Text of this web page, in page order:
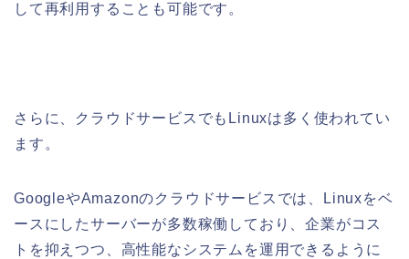
して再利用することも可能です。
さらに、クラウドサービスでもLinuxは多く使われてい
ます。
GoogleやAmazonのクラウドサービスでは、Linuxをベ
ースにしたサーバーが多数稼働しており、企業がコス
トを抑えつつ、高性能なシステムを運用できるように